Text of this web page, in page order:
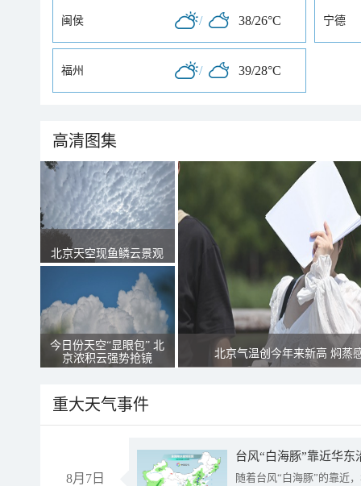
闽侯 / 38/26°C 宁德
福州 / 39/28°C
高清图集
北京天空现鱼鳞云景观
今日份天空“显眼包” 北
京浓积云强势抢镜
北京气温创今年来新高 焖蒸
重大天气事件
8月7日
台风“白海豚”靠近华
随着台风“白海豚”的靠近